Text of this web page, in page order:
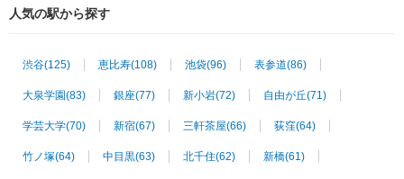
人気の駅から探す
渋谷(125) 恵比寿(108) 池袋(96) 表参道(86)
大泉学園(83) 銀座(77) 新小岩(72) 自由が丘(71)
学芸大学(70) 新宿(67) 三軒茶屋(66) 荻窪(64)
竹ノ塚(64) 中目黒(63) 北千住(62) 新橋(61)